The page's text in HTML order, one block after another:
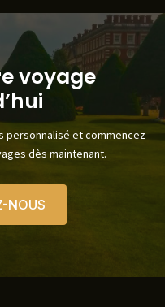
voyage
personnalisé et commencez
dès maintenant.
NOUS